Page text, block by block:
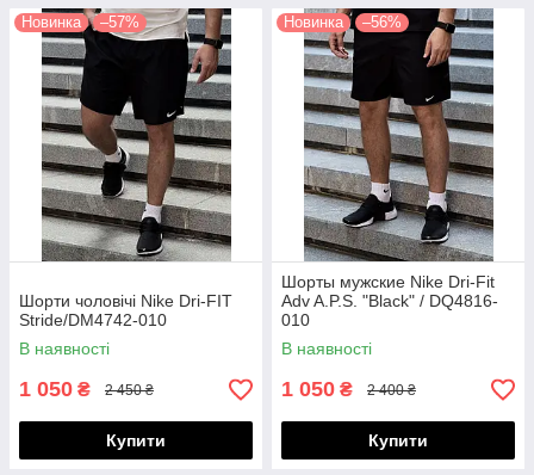
Новинка –57%
Шорти чоловічі Nike Dri-FIT
Stride/DM4742-010
В наявності
1 050 ₴ 2 450 ₴
Купити
Новинка –56%
Шорты мужские Nike Dri-Fit
Adv A.P.S. "Black" / DQ4816-
010
В наявності
1 050 ₴ 2 400 ₴
Купити